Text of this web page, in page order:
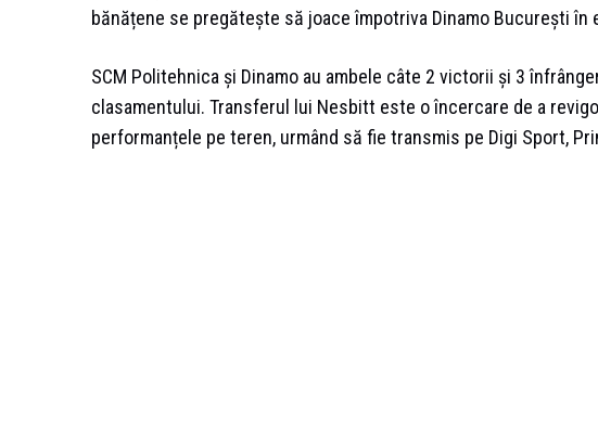
bănățene se pregătește să joace împotriva Dinamo București în
SCM Politehnica și Dinamo au ambele câte 2 victorii și 3
clasamentului. Transferul lui Nesbitt este o încercare de a
performanțele pe teren, urmând să fie transmis pe Digi Sport,